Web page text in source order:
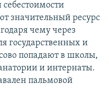
себестоимости
значительный ресурс
чему через
государственных и
попадают в школы,
и интернаты.
пальмовой